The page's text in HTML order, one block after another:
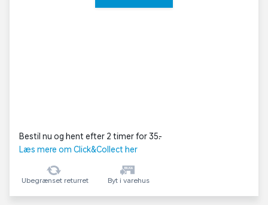
Bestil nu og hent efter 2 timer for 35,-
Læs mere om Click&Collect her
Ubegrænset returret Byt i varehus